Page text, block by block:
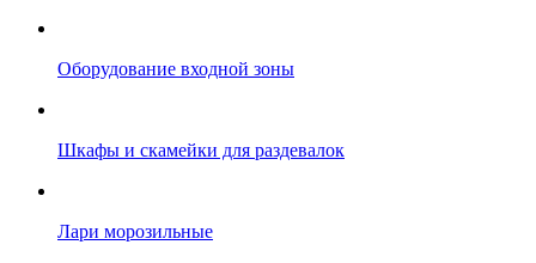
Оборудование входной зоны
Шкафы и скамейки для раздевалок
Лари морозильные